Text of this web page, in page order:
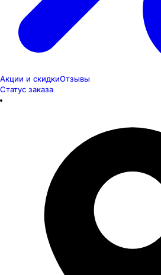
Акции и скидкиОтзывы
Статус заказа